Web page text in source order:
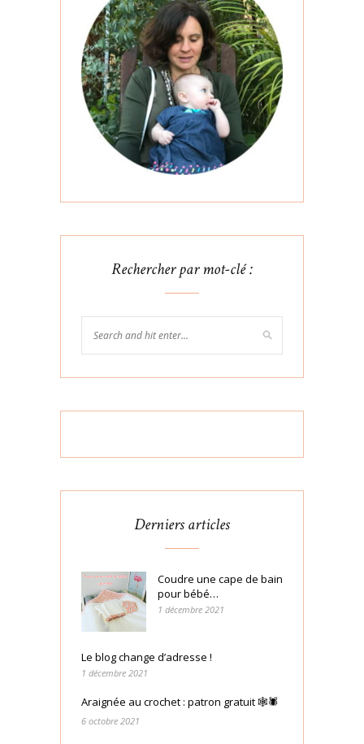
Rechercher par mot-clé :
Derniers articles
Coudre une cape de bain
pour bébé…
1 décembre 2021
Le blog change d’adresse !
1 décembre 2021
Araignée au crochet : patron gratuit 🕸🕷
6 octobre 2021